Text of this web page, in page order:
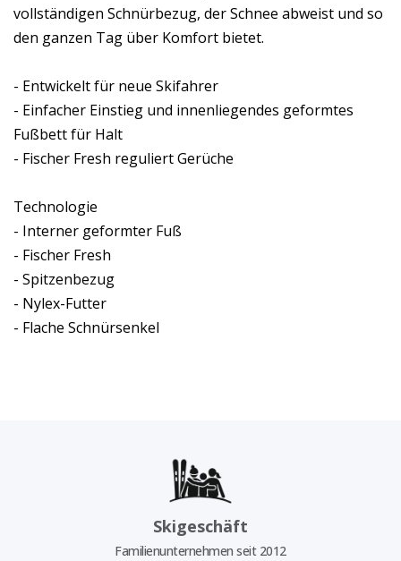
vollständigen Schnürbezug, der Schnee abweist und so
den ganzen Tag über Komfort bietet.
- Entwickelt für neue Skifahrer
- Einfacher Einstieg und innenliegendes geformtes
Fußbett für Halt
- Fischer Fresh reguliert Gerüche
Technologie
- Interner geformter Fuß
- Fischer Fresh
- Spitzenbezug
- Nylex-Futter
- Flache Schnürsenkel
Skigeschäft
Familienunternehmen seit 2012